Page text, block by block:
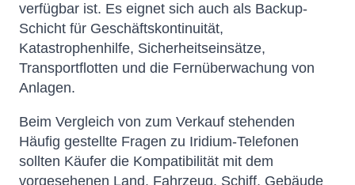
verfügbar ist. Es eignet sich auch als Backup-
Schicht für Geschäftskontinuität,
Katastrophenhilfe, Sicherheitseinsätze,
Transportflotten und die Fernüberwachung von
Anlagen.
Beim Vergleich von zum Verkauf stehenden
Häufig gestellte Fragen zu Iridium-Telefonen
sollten Käufer die Kompatibilität mit dem
vorgesehenen Land, Fahrzeug, Schiff, Gebäude